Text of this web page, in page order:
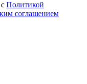
Политикой
соглашением